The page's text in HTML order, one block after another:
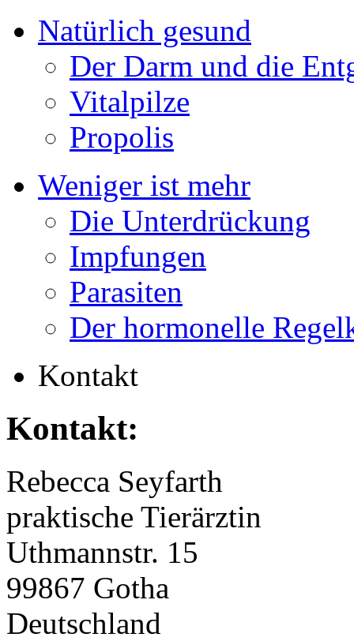
Natürlich gesund
Der Darm und die
Vitalpilze
Propolis
Weniger ist mehr
Die Unterdrückung
Impfungen
Parasiten
Der hormonelle
Kontakt
Kontakt:
Rebecca Seyfarth
praktische Tierärztin
Uthmannstr. 15
99867 Gotha
Deutschland